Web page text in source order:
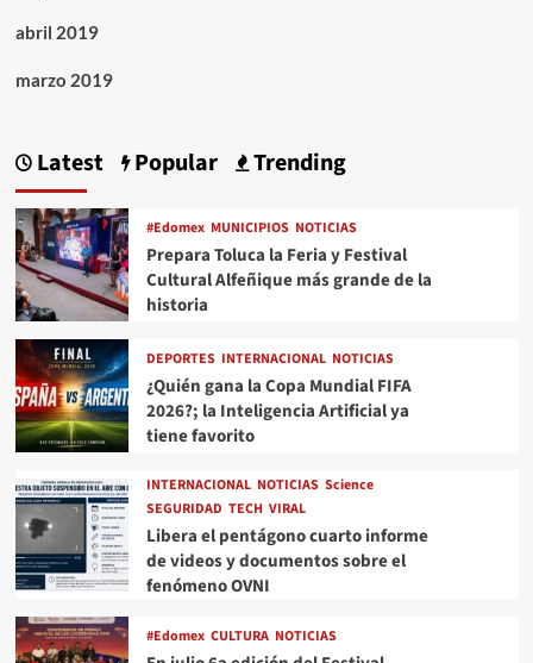
abril 2019
marzo 2019
Latest Popular Trending
#Edomex MUNICIPIOS NOTICIAS
Prepara Toluca la Feria y Festival
Cultural Alfeñique más grande de la
historia
DEPORTES INTERNACIONAL NOTICIAS
¿Quién gana la Copa Mundial FIFA
2026?; la Inteligencia Artificial ya
tiene favorito
INTERNACIONAL NOTICIAS Science
SEGURIDAD TECH VIRAL
Libera el pentágono cuarto informe
de videos y documentos sobre el
fenómeno OVNI
#Edomex CULTURA NOTICIAS